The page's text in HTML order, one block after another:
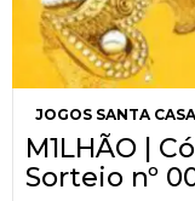
JOGOS SANTA CASA
M1LHÃO |
Sorteio nº